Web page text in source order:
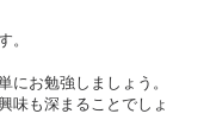
。
にお勉強しましょう。
味も深まることでしょ